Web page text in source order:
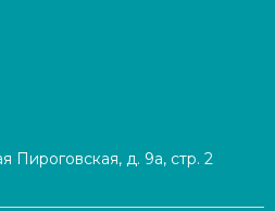
Пироговская, д. 9а, стр. 2